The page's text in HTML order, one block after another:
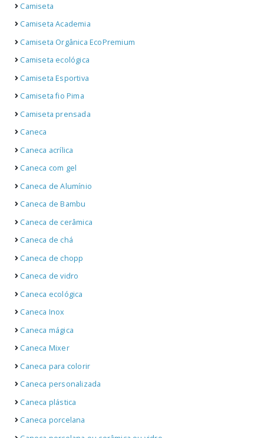
Camiseta
Camiseta Academia
Camiseta Orgânica EcoPremium
Camiseta ecológica
Camiseta Esportiva
Camiseta fio Pima
Camiseta prensada
Caneca
Caneca acrílica
Caneca com gel
Caneca de Alumínio
Caneca de Bambu
Caneca de cerâmica
Caneca de chá
Caneca de chopp
Caneca de vidro
Caneca ecológica
Caneca Inox
Caneca mágica
Caneca Mixer
Caneca para colorir
Caneca personalizada
Caneca plástica
Caneca porcelana